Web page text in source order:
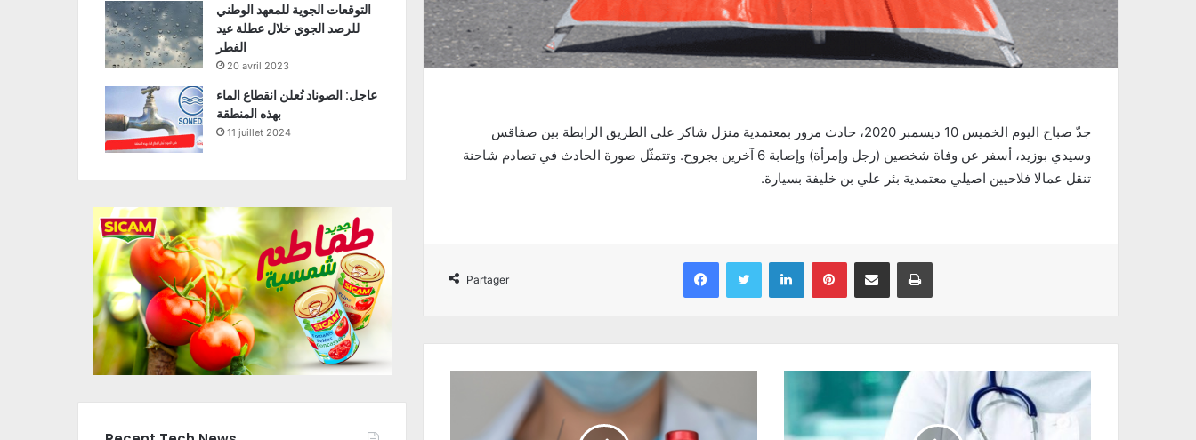
جدّ صباح اليوم الخميس 10 ديسمبر 2020، حادث مرور بمعتمدية منزل شاكر على الطريق الرابطة بين صفاقس
وسيدي بوزيد، أسفر عن وفاة شخصين (رجل وإمرأة) وإصابة 6 آخرين بجروح. وتتمثّل صورة الحادث في تصادم شاحنة
تنقل عمالا فلاحيين اصيلي معتمدية بئر علي بن خليفة بسيارة.
Partager
Facebook Twitter Linkedin Pinterest Partager par email Imprimer
التوقعات الجوية للمعهد الوطني
للرصد الجوي خلال عطلة عيد
الفطر
20 avril 2023
عاجل: الصوناد تُعلن انقطاع الماء
بهذه المنطقة
11 juillet 2024